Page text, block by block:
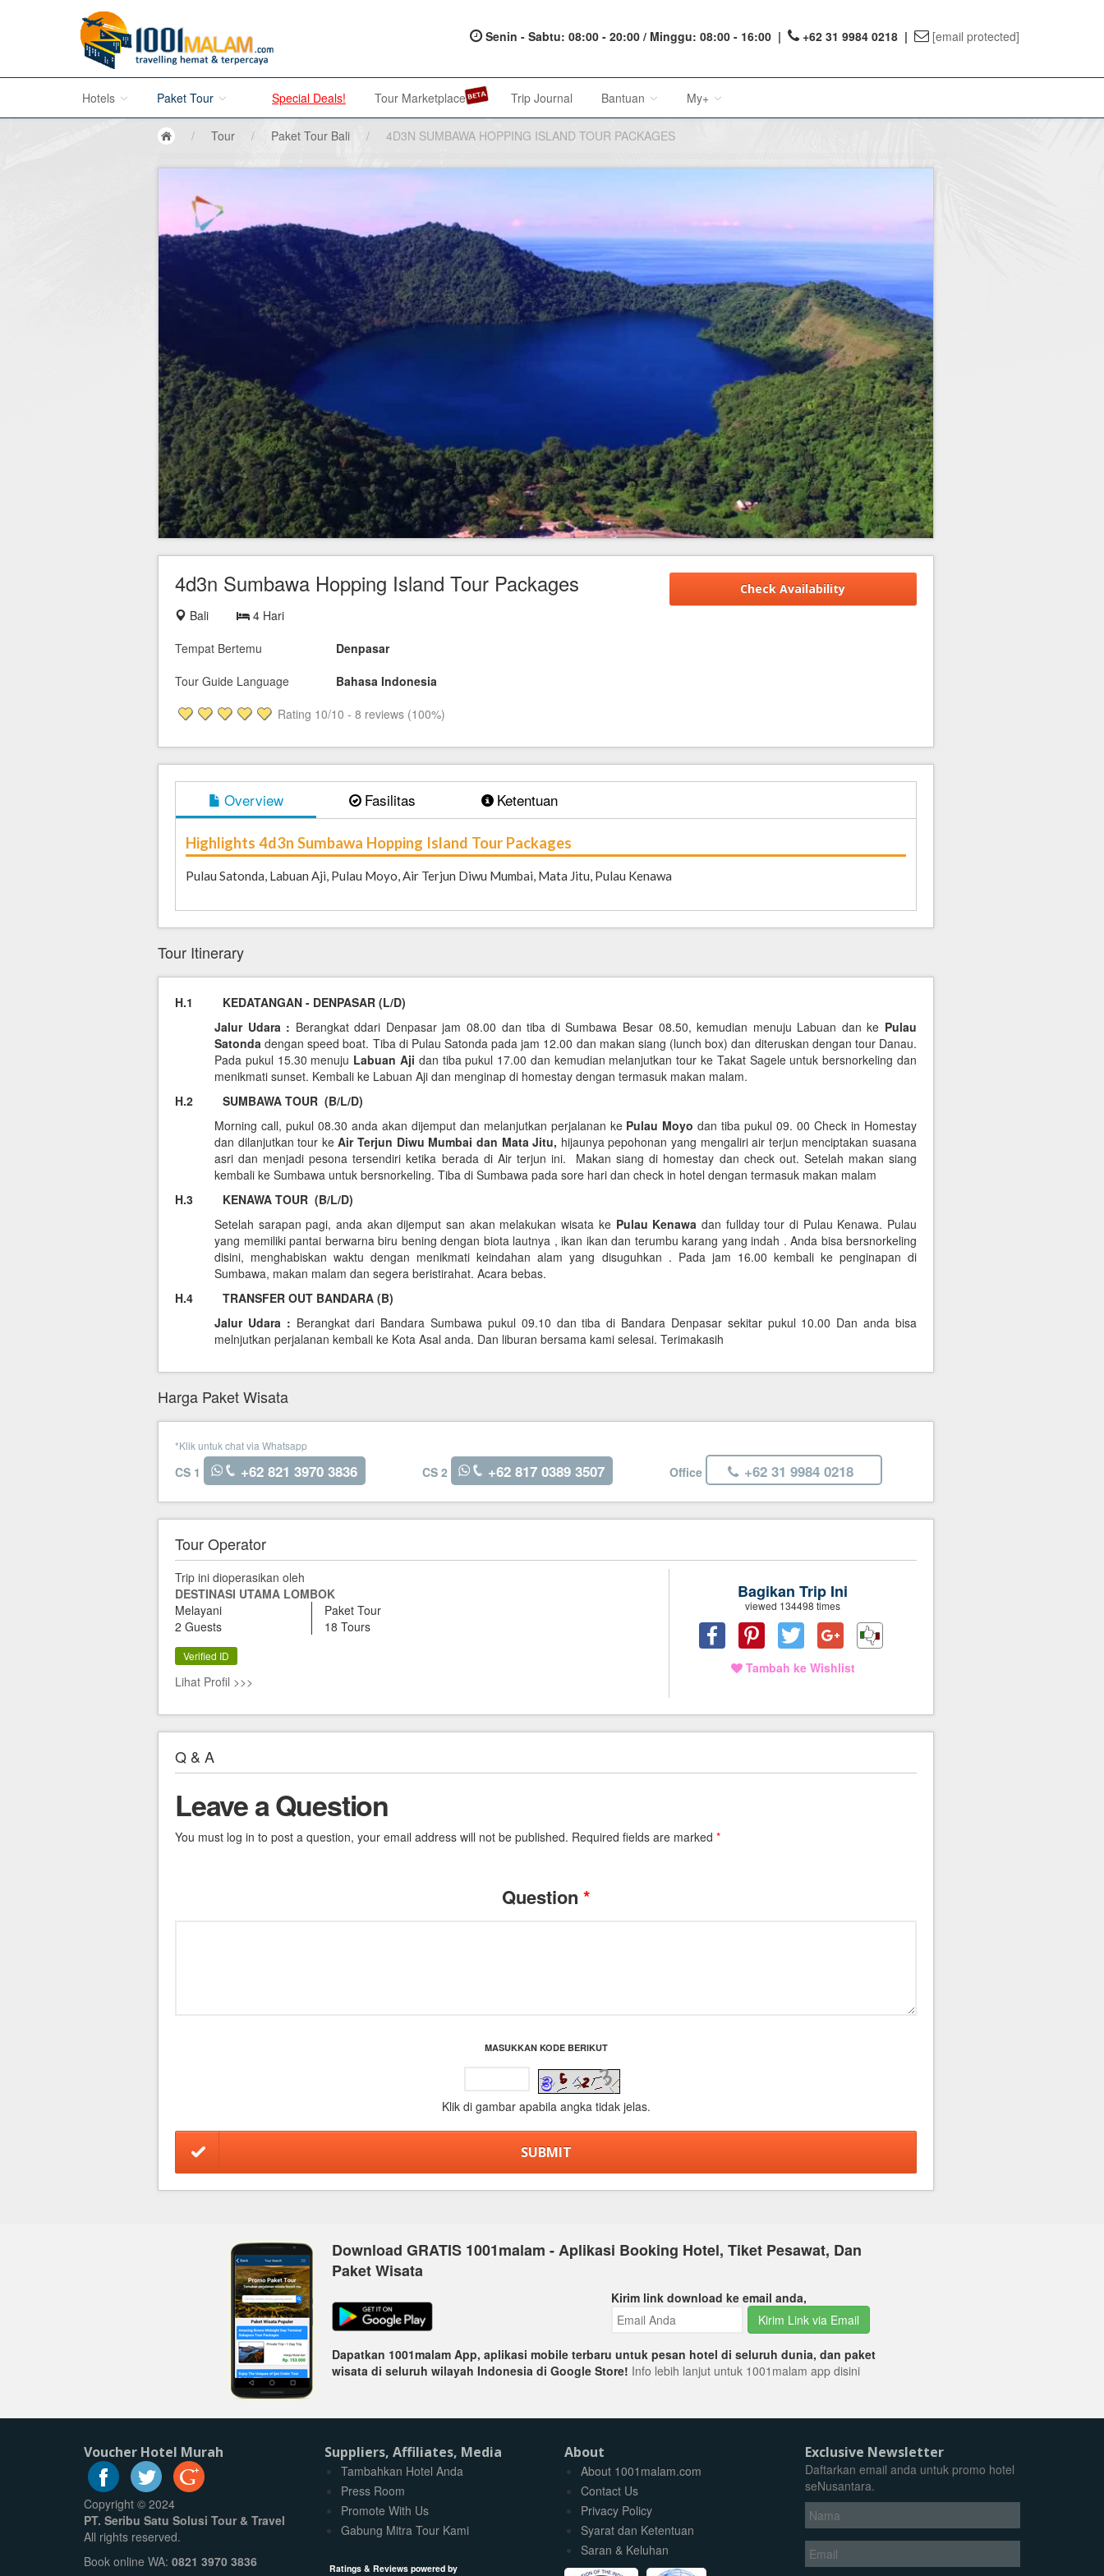
Senin - Sabtu: 08:00 - 20:00 / Minggu: 08:00 - 16:00 | +62 31 9984 0218 | [email protected]
Hotels
Hotel di Bandung
Hotel di Surabaya
Hotel di Bromo
Hotel di Yogyakarta
Hotel di Solo (Surakarta)
Hotel di Semarang
Hotel di Medan
Hotel di Batam
Paket Tour
Promo Paket Tour Wisata
Tour di Madura
Tour di Bromo
Tour di Karimun Jawa
Tour di Banyuwangi
Tour di Yogya
Tour di Komodo
Tour di Lombok
Tour di Flores
Tour di Danau Toba, Medan
Tour di Singapore
Special Deals! Tour Marketplace Trip Journal Bantuan
About Us
Terms of Service
Privacy Policy
Karir@1001malam
Saran & Keluhan
My+
My Account
Affiliate Reward
/ Tour / Paket Tour Bali / 4D3N SUMBAWA HOPPING ISLAND TOUR PACKAGES
4d3n Sumbawa Hopping Island Tour Packages
Bali
4 Hari
Tempat Bertemu
Denpasar
Tour Guide Language
Bahasa Indonesia
Rating 10/10 - 8 reviews (100%)
Check Availability
Overview Fasilitas Ketentuan
Highlights 4d3n Sumbawa Hopping Island Tour Packages
Pulau Satonda, Labuan Aji, Pulau Moyo, Air Terjun Diwu Mumbai, Mata Jitu, Pulau Kenawa
Tour Itinerary
H.1 KEDATANGAN - DENPASAR (L/D)
Jalur Udara : Berangkat ddari Denpasar jam 08.00 dan tiba di Sumbawa Besar 08.50, kemudian menuju Labuan dan ke Pulau
Satonda dengan speed boat. Tiba di Pulau Satonda pada jam 12.00 dan makan siang (lunch box) dan diteruskan dengan tour Danau.
Pada pukul 15.30 menuju Labuan Aji dan tiba pukul 17.00 dan kemudian melanjutkan tour ke Takat Sagele untuk bersnorkeling dan
menikmati sunset. Kembali ke Labuan Aji dan menginap di homestay dengan termasuk makan malam.
H.2 SUMBAWA TOUR (B/L/D)
Morning call, pukul 08.30 anda akan dijemput dan melanjutkan perjalanan ke Pulau Moyo dan tiba pukul 09. 00 Check in Homestay
dan dilanjutkan tour keAir Terjun Diwu Mumbai dan Mata Jitu, hijaunya pepohonan yang mengaliri air terjun menciptakan suasana
asri dan menjadi pesona tersendiri ketika berada di Air terjun ini. Makan siang di homestay dan check out. Setelah makan siang
kembali ke Sumbawa untuk bersnorkeling. Tiba di Sumbawa pada sore hari dan check in hotel dengan termasuk makan malam
H.3 KENAWA TOUR (B/L/D)
Setelah sarapan pagi, anda akan dijemput san akan melakukan wisata ke Pulau Kenawa dan fullday tour di Pulau Kenawa. Pulau
yang memiliki pantai berwarna biru bening dengan biota lautnya , ikan ikan dan terumbu karang yang indah . Anda bisa bersnorkeling
disini, menghabiskan waktu dengan menikmati keindahan alam yang disuguhkan . Pada jam 16.00 kembali ke penginapan di
Sumbawa, makan malam dan segera beristirahat. Acara bebas.
H.4 TRANSFER OUT BANDARA (B)
Jalur Udara : Berangkat dari Bandara Sumbawa pukul 09.10 dan tiba di Bandara Denpasar sekitar pukul 10.00 Dan anda bisa
melnjutkan perjalanan kembali ke Kota Asal anda. Dan liburan bersama kami selesai. Terimakasih
Harga Paket Wisata
*Klik untuk chat via Whatsapp
CS 1 +62 821 3970 3836 CS 2 +62 817 0389 3507 Office +62 31 9984 0218
Tour Operator
Trip ini dioperasikan oleh
DESTINASI UTAMA LOMBOK
Melayani
2 Guests
Paket Tour
18 Tours
Verified ID
Lihat Profil >>>
Bagikan Trip Ini
viewed 134498 times
Tambah ke Wishlist
Q & A
Leave a Question
You must log in to post a question, your email address will not be published. Required fields are marked *
Question *
MASUKKAN KODE BERIKUT
Klik di gambar apabila angka tidak jelas.
Download GRATIS 1001malam - Aplikasi Booking Hotel, Tiket Pesawat, Dan
Paket Wisata
Kirim link download ke email anda,
Kirim Link via Email
Dapatkan 1001malam App, aplikasi mobile terbaru untuk pesan hotel di seluruh dunia, dan paket
wisata di seluruh wilayah Indonesia di Google Store! Info lebih lanjut untuk 1001malam app disini
Voucher Hotel Murah
Copyright © 2024
PT. Seribu Satu Solusi Tour & Travel
All rights reserved.
Book online WA: 0821 3970 3836
Suppliers, Affiliates, Media
Tambahkan Hotel Anda
Press Room
Promote With Us
Gabung Mitra Tour Kami
Ratings & Reviews powered by
About
About 1001malam.com
Contact Us
Privacy Policy
Syarat dan Ketentuan
Saran & Keluhan
Exclusive Newsletter
Daftarkan email anda untuk promo hotel
seNusantara.